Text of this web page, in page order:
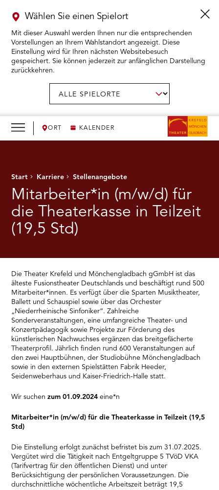
ORT KALENDER
Wählen Sie einen Spielort
Mit dieser Auswahl werden Ihnen nur die entsprechenden
Vorstellungen an Ihrem Wahlstandort angezeigt. Diese
Einstellung wird für Ihren nächsten Websitebesuch
gespeichert. Sie können jederzeit zur anfänglichen Darstellung
zurückkehren.
KARTENKAUF ÖFFNEN
WIR ÖFFNEN
DAS THEATER ÖFFNEN
THEATERPÄDAGOGIK ÖFFNEN
Start Karriere Stellenangebote
Mitarbeiter*in (m/w/d) für
die Theaterkasse in Teilzeit
(19,5 Std)
Die Theater Krefeld und Mönchengladbach gGmbH ist das
älteste Fusionstheater Deutschlands und beschäftigt rund 500
Mitarbeiter*innen. Es verfügt über die Sparten Musiktheater,
Ballett und Schauspiel sowie über das Orchester
„Niederrheinische Sinfoniker“. Zahlreiche
Sonderveranstaltungen, eine umfangreiche Theater- und
Konzertpädagogik sowie Projekte zur Förderung des
künstlerischen Nachwuchses ergänzen das breitgefächerte
Theaterprofil. Jährlich finden rund 600 Veranstaltungen auf
den zwei Hauptbühnen, der Studiobühne Mönchengladbach
sowie in den externen Spielstätten Fabrik Heeder,
Seidenweberhaus und Kaiser-Friedrich-Halle statt.
Wir suchenzum 01.09.2024eine*n
Mitarbeiter*in (m/w/d) für die Theaterkasse in Teilzeit (19,5
Std)
Die Einstellung erfolgt zunächst befristet bis zum 31.07.2025.
Vergütet wird die Tätigkeit nach Entgeltgruppe 5 TVöD VKA
(Tarifvertrag für den öffentlichen Dienst) und unter
Berücksichtigung der persönlichen Voraussetzungen. Die
durchschnittliche wöchentliche Arbeitszeit beträgt 19,5